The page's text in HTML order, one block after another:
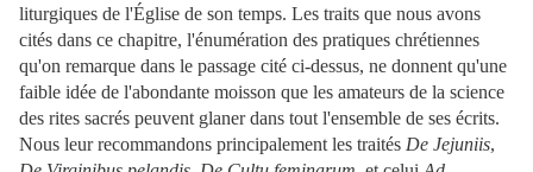
liturgiques de l'Église de son temps. Les traits que nous avons
cités dans ce chapitre, l'énumération des pratiques chrétiennes
qu'on remarque dans le passage cité ci-dessus, ne donnent qu'une
faible idée de l'abondante moisson que les amateurs de la science
des rites sacrés peuvent glaner dans tout l'ensemble de ses écrits.
Nous leur recommandons principalement les traités De Jejuniis,